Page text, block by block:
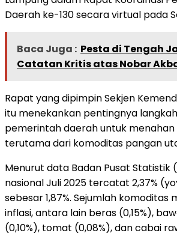
Daerah ke-130 secara virtual pada
Baca Juga : Pesta di Tengah
Catatan Kritis atas Nobar
Rapat yang dipimpin Sekjen
itu menekankan pentingnya
pemerintah daerah untuk menahan
terutama dari komoditas pangan
Menurut data Badan Pusat Statistik
nasional Juli 2025 tercatat 2,37%
sebesar 1,87%. Sejumlah komoditas
inflasi, antara lain beras (0,15%),
(0,10%), tomat (0,08%), dan cabai